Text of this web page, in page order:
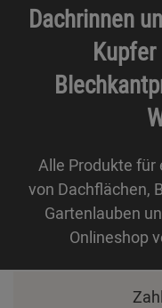
Dachrinnen
Alle Produkte für
von Dachflächen,
Gartenlauben
Onlineshop